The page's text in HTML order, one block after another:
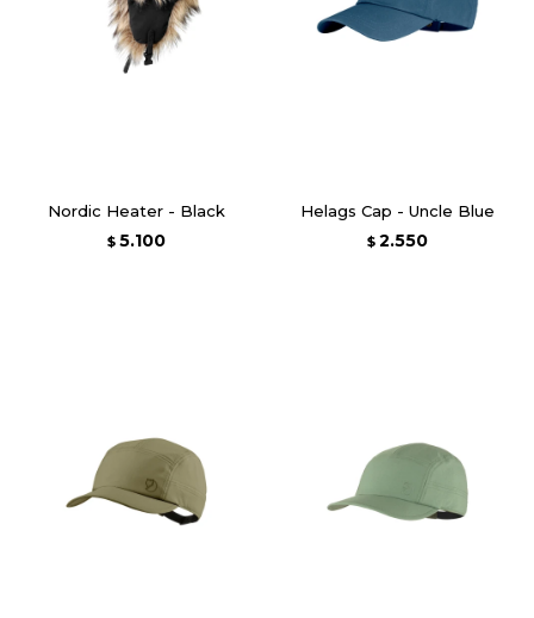
Nordic Heater - Black
$ 5.100
Helags Cap - Uncle Blue
$ 2.550